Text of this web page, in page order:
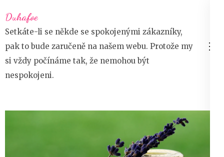
na
obsah
(stiskněte
Enter)
Duhafoe
Setkáte-li se někde se spokojenými zákazníky,
pak to bude zaručeně na našem webu. Protože my
si vždy počínáme tak, že nemohou být
nespokojeni.